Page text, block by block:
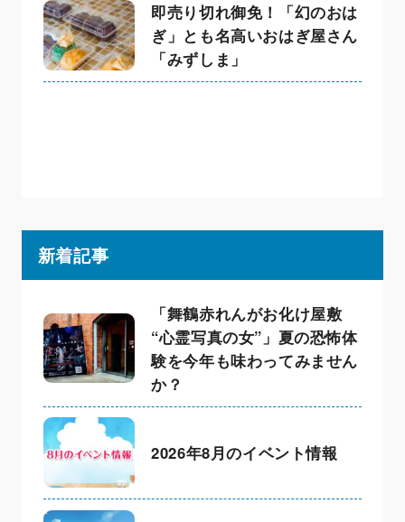
即売り切れ御免！「幻のおは
ぎ」とも名高いおはぎ屋さん
「みずしま」
新着記事
「舞鶴赤れんがお化け屋敷
“心霊写真の女”」夏の恐怖体
験を今年も味わってみません
か？
2026年8月のイベント情報